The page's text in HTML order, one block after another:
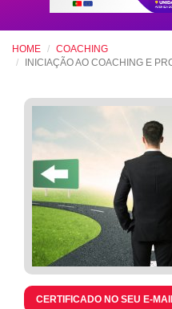
HOME
COACHING
INICIAÇÃO AO COACHING E
CERTIFICADO NO SEU E-